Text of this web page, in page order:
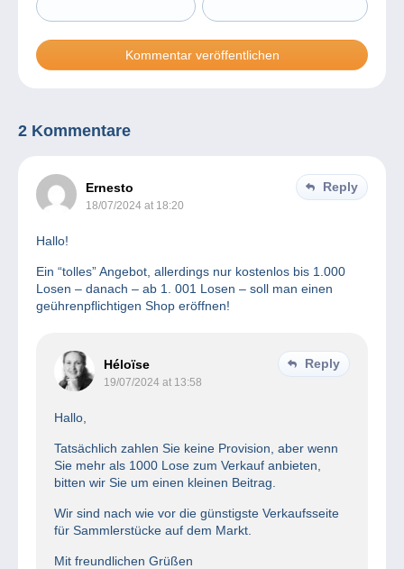
2 Kommentare
Ernesto
18/07/2024 at 18:20
Reply
Hallo!
Ein “tolles” Angebot, allerdings nur kostenlos bis 1.000
Losen – danach – ab 1. 001 Losen – soll man einen
geührenpflichtigen Shop eröffnen!
Héloïse
19/07/2024 at 13:58
Reply
Hallo,
Tatsächlich zahlen Sie keine Provision, aber wenn
Sie mehr als 1000 Lose zum Verkauf anbieten,
bitten wir Sie um einen kleinen Beitrag.
Wir sind nach wie vor die günstigste Verkaufsseite
für Sammlerstücke auf dem Markt.
Mit freundlichen Grüßen